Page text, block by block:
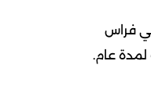
فراس